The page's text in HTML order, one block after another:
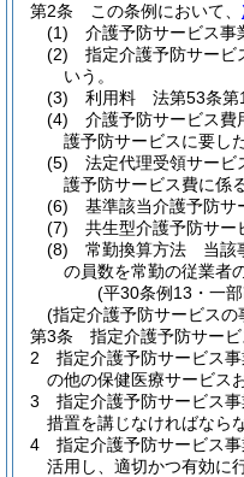
第2条
この条例において、
(1)
介護予防サービス事
(2)
指定介護予防サー
いう。
(3)
利用料 法第53条第1
(4)
介護予防サービス
護予防サービスに要し
(5)
法定代理受領サー
護予防サービス費に係
(6)
基準該当介護予防サ
(7)
共生型介護予防サー
(8)
常勤換算方法 当該
の員数を常勤の従業者
(平30条例13・一
(指定介護予防サービスの
第3条
指定介護予防サー
2
指定介護予防サービス
の他の保健医療サービス
3
指定介護予防サービス
措置を講じなければなら
4
指定介護予防サービス
活用し、適切かつ有効に